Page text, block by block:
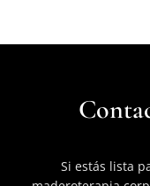
Si estás lista